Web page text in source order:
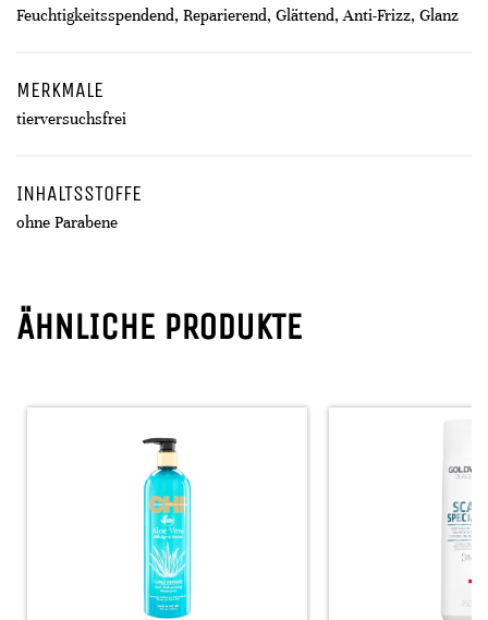
Feuchtigkeitsspendend, Reparierend, Glättend, Anti-Frizz, Glanz
MERKMALE
tierversuchsfrei
INHALTSSTOFFE
ohne Parabene
ÄHNLICHE PRODUKTE